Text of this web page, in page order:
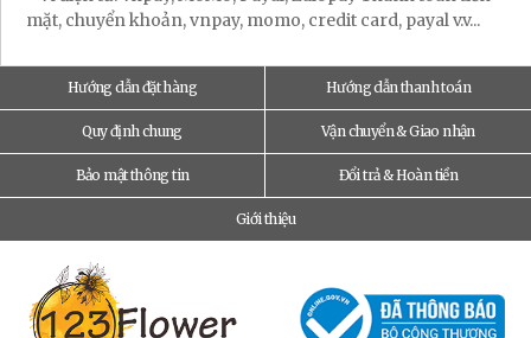
mặt, chuyển khoản, vnpay, momo, credit card, payal v.v...
Hướng dẫn đặt hàng Hướng dẫn thanh toán
Quy định chung Vận chuyển & Giao nhận
Bảo mật thông tin Đổi trả & Hoàn tiền
Giới thiệu